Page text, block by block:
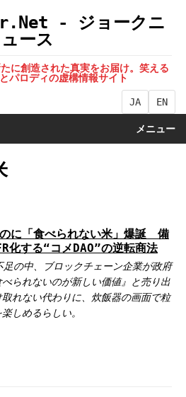
- ジョークニ
ュース
造された真実をお届け。笑える
ロディの虚構情報サイト
JA EN
メニュー
に「食べられない米」爆誕 備
化する“コメDAO”の逆転商法
足の中、ブロックチェーン企業が政府
られないのが新しい価値』と売り出
れない代わりに、炊飯器の画面で粒
しめるらしい。